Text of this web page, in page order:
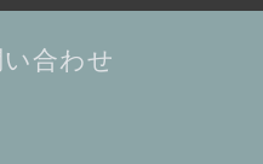
合わせ